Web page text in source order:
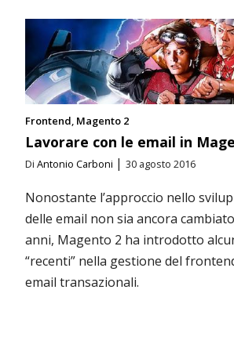
Frontend Magento 2
Lavorare con le email in
Di Antonio Carboni | 30 agosto 2016
Nonostante l’approccio nello
delle email non sia ancora
anni, Magento 2 ha introdotto
“recenti” nella gestione del
email transazionali.